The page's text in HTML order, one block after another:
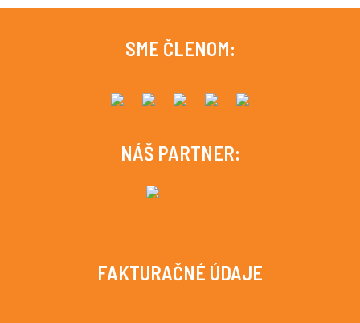
SME ČLENOM:
NÁŠ PARTNER:
FAKTURAČNÉ ÚDAJE